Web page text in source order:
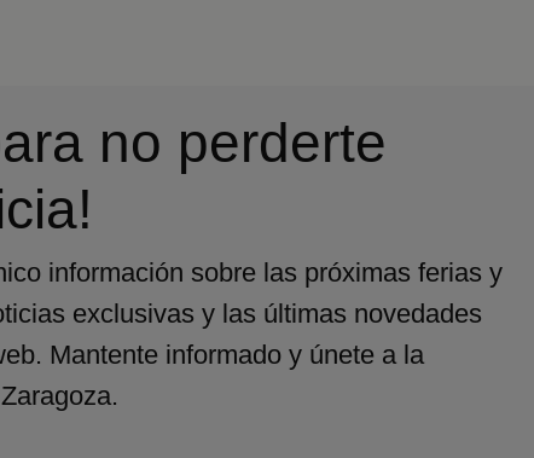
no perderte
información sobre las próximas ferias y
exclusivas y las últimas novedades
Mantente informado y únete a la